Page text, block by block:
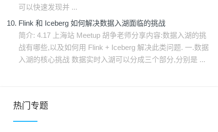
可以快速发现并 ...
Flink 和 Iceberg 如何解决数据入湖面临的挑战
简介: 4.17 上海站 Meetup 胡争老师分享内容:数据入湖的挑
战有哪些,以及如何用 Flink + Iceberg 解决此类问题. 一.数据
入湖的核心挑战 数据实时入湖可以分成三个部分,分别是 ...
热门专题